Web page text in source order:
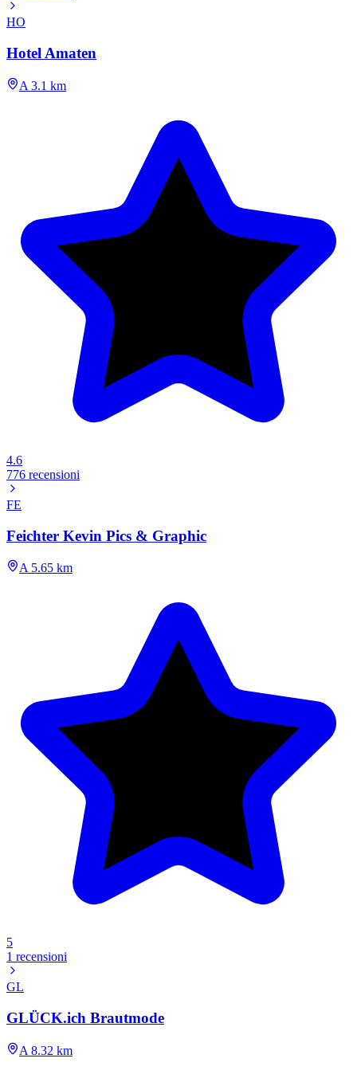
HO
Hotel Amaten
A 3.1 km
4.6
776 recensioni
FE
Feichter Kevin Pics & Graphic
A 5.65 km
5
1 recensioni
GL
GLÜCK.ich Brautmode
A 8.32 km